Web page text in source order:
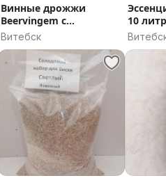
Винные дрожжи
Beervingem с
питательной солью.
Витебск
10